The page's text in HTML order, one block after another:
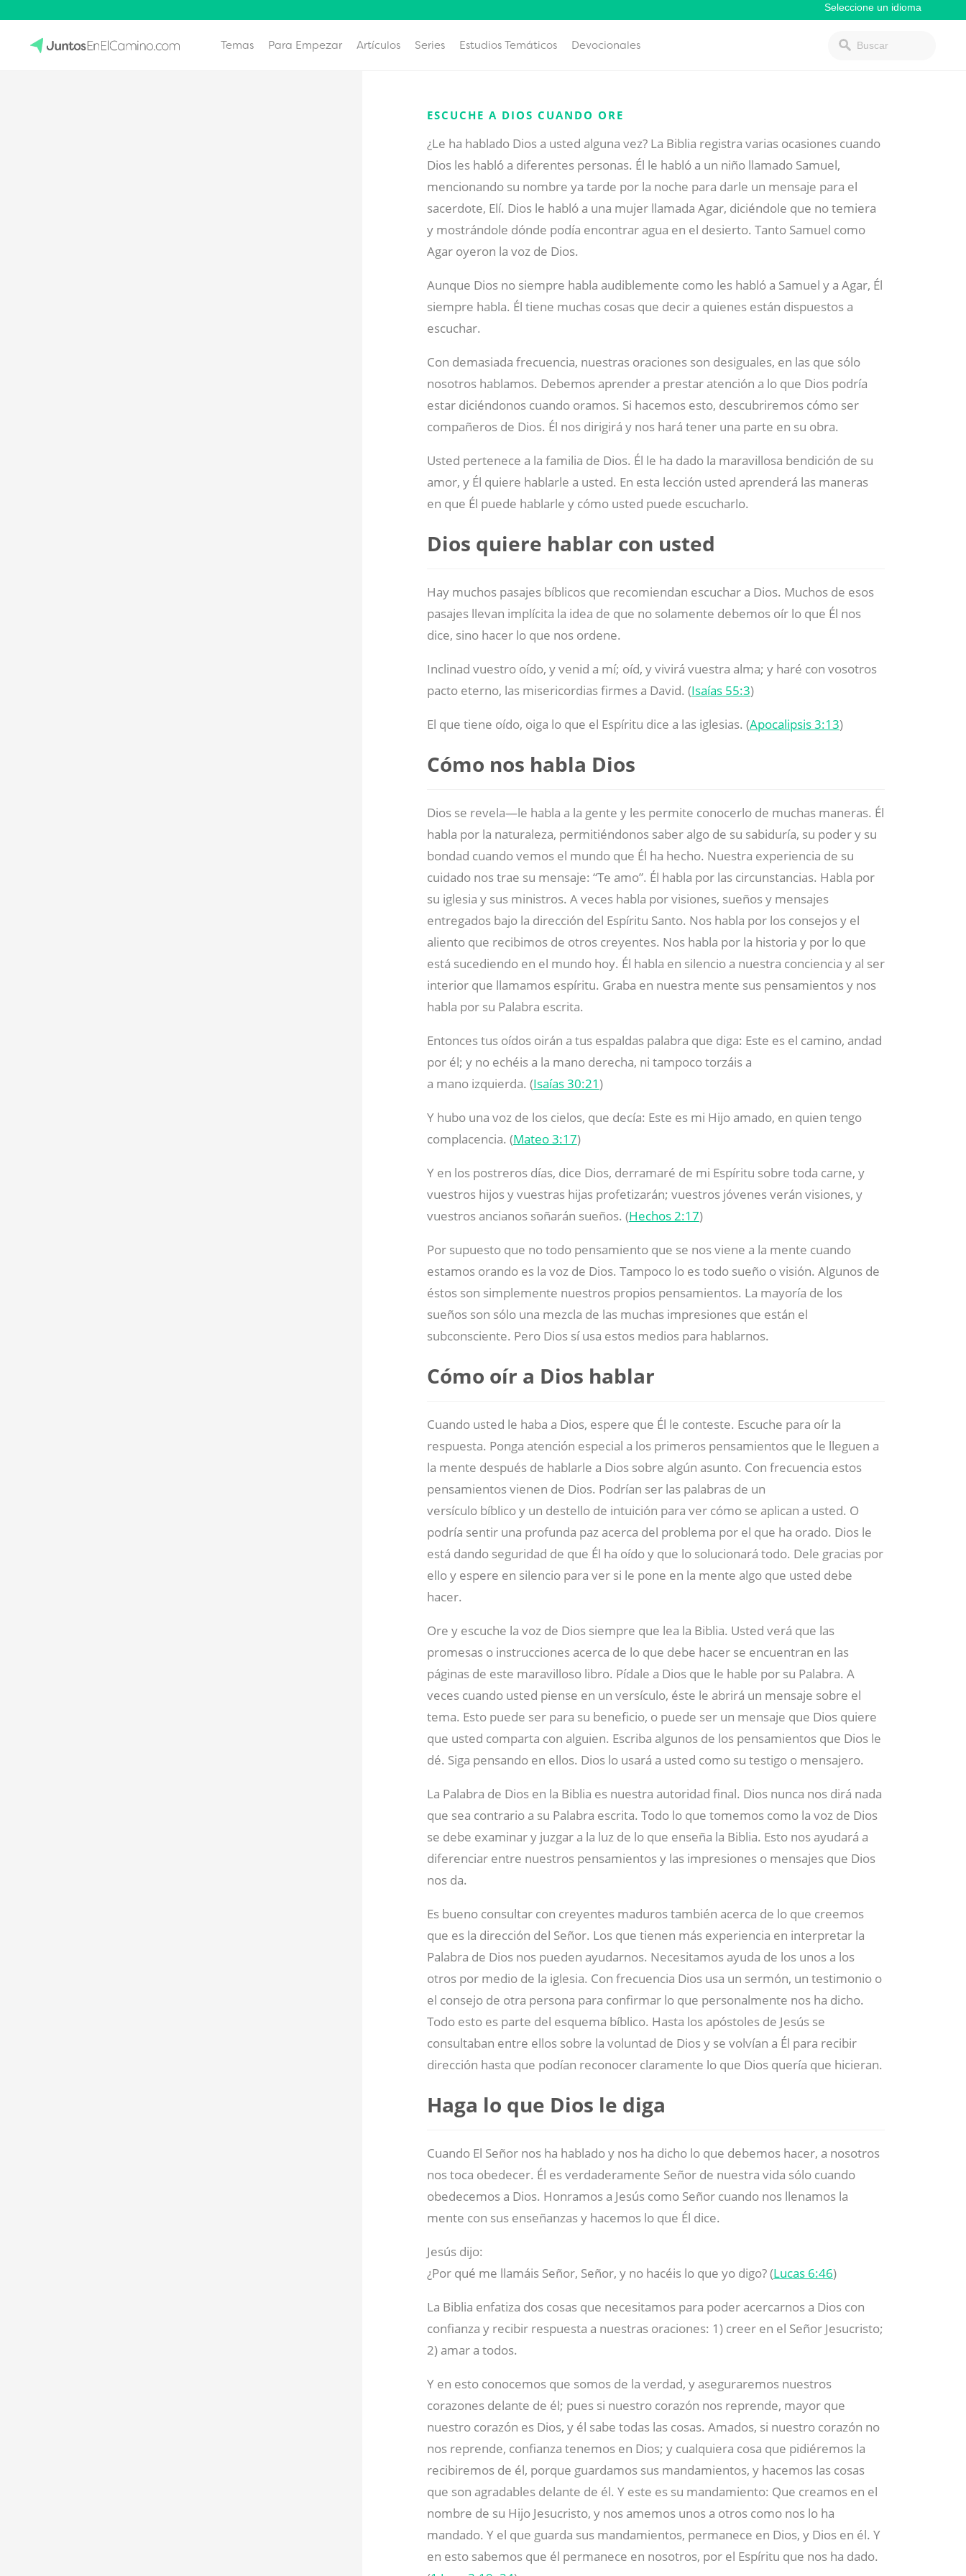
Temas Para Empezar Artículos Series Estudios Temáticos Devocionales
ESCUCHE A DIOS CUANDO ORE
¿Le ha hablado Dios a usted alguna vez? La Biblia registra varias ocasiones cuando
Dios les habló a diferentes personas. Él le habló a un niño llamado Samuel,
mencionando su nombre ya tarde por la noche para darle un mensaje para el
sacerdote, Elí. Dios le habló a una mujer llamada Agar, diciéndole que no temiera
y mostrándole dónde podía encontrar agua en el desierto. Tanto Samuel como
Agar oyeron la voz de Dios.
Aunque Dios no siempre habla audiblemente como les habló a Samuel y a Agar, Él
siempre habla. Él tiene muchas cosas que decir a quienes están dispuestos a
escuchar.
Con demasiada frecuencia, nuestras oraciones son desiguales, en las que sólo
nosotros hablamos. Debemos aprender a prestar atención a lo que Dios podría
estar diciéndonos cuando oramos. Si hacemos esto, descubriremos cómo ser
compañeros de Dios. Él nos dirigirá y nos hará tener una parte en su obra.
Usted pertenece a la familia de Dios. Él le ha dado la maravillosa bendición de su
amor, y Él quiere hablarle a usted. En esta lección usted aprenderá las maneras
en que Él puede hablarle y cómo usted puede escucharlo.
Dios quiere hablar con usted
Hay muchos pasajes bíblicos que recomiendan escuchar a Dios. Muchos de esos
pasajes llevan implícita la idea de que no solamente debemos oír lo que Él nos
dice, sino hacer lo que nos ordene.
Inclinad vuestro oído, y venid a mí; oíd, y vivirá vuestra alma; y haré con vosotros
pacto eterno, las misericordias firmes a David. (Isaías 55:3)
El que tiene oído, oiga lo que el Espíritu dice a las iglesias. (Apocalipsis 3:13)
Cómo nos habla Dios
Dios se revela—le habla a la gente y les permite conocerlo de muchas maneras. Él
habla por la naturaleza, permitiéndonos saber algo de su sabiduría, su poder y su
bondad cuando vemos el mundo que Él ha hecho. Nuestra experiencia de su
cuidado nos trae su mensaje: “Te amo”. Él habla por las circunstancias. Habla por
su iglesia y sus ministros. A veces habla por visiones, sueños y mensajes
entregados bajo la dirección del Espíritu Santo. Nos habla por los consejos y el
aliento que recibimos de otros creyentes. Nos habla por la historia y por lo que
está sucediendo en el mundo hoy. Él habla en silencio a nuestra conciencia y al ser
interior que llamamos espíritu. Graba en nuestra mente sus pensamientos y nos
habla por su Palabra escrita.
Entonces tus oídos oirán a tus espaldas palabra que diga: Este es el camino, andad
por él; y no echéis a la mano derecha, ni tampoco torzáis a
a mano izquierda. (Isaías 30:21)
Y hubo una voz de los cielos, que decía: Este es mi Hijo amado, en quien tengo
complacencia. (Mateo 3:17)
Y en los postreros días, dice Dios, derramaré de mi Espíritu sobre toda carne, y
vuestros hijos y vuestras hijas profetizarán; vuestros jóvenes verán visiones, y
vuestros ancianos soñarán sueños. (Hechos 2:17)
Por supuesto que no todo pensamiento que se nos viene a la mente cuando
estamos orando es la voz de Dios. Tampoco lo es todo sueño o visión. Algunos de
éstos son simplemente nuestros propios pensamientos. La mayoría de los
sueños son sólo una mezcla de las muchas impresiones que están el
subconsciente. Pero Dios sí usa estos medios para hablarnos.
Cómo oír a Dios hablar
Cuando usted le haba a Dios, espere que Él le conteste. Escuche para oír la
respuesta. Ponga atención especial a los primeros pensamientos que le lleguen a
la mente después de hablarle a Dios sobre algún asunto. Con frecuencia estos
pensamientos vienen de Dios. Podrían ser las palabras de un
versículo bíblico y un destello de intuición para ver cómo se aplican a usted. O
podría sentir una profunda paz acerca del problema por el que ha orado. Dios le
está dando seguridad de que Él ha oído y que lo solucionará todo. Dele gracias por
ello y espere en silencio para ver si le pone en la mente algo que usted debe
hacer.
Ore y escuche la voz de Dios siempre que lea la Biblia. Usted verá que las
promesas o instrucciones acerca de lo que debe hacer se encuentran en las
páginas de este maravilloso libro. Pídale a Dios que le hable por su Palabra. A
veces cuando usted piense en un versículo, éste le abrirá un mensaje sobre el
tema. Esto puede ser para su beneficio, o puede ser un mensaje que Dios quiere
que usted comparta con alguien. Escriba algunos de los pensamientos que Dios le
dé. Siga pensando en ellos. Dios lo usará a usted como su testigo o mensajero.
La Palabra de Dios en la Biblia es nuestra autoridad final. Dios nunca nos dirá nada
que sea contrario a su Palabra escrita. Todo lo que tomemos como la voz de Dios
se debe examinar y juzgar a la luz de lo que enseña la Biblia. Esto nos ayudará a
diferenciar entre nuestros pensamientos y las impresiones o mensajes que Dios
nos da.
Es bueno consultar con creyentes maduros también acerca de lo que creemos
que es la dirección del Señor. Los que tienen más experiencia en interpretar la
Palabra de Dios nos pueden ayudarnos. Necesitamos ayuda de los unos a los
otros por medio de la iglesia. Con frecuencia Dios usa un sermón, un testimonio o
el consejo de otra persona para confirmar lo que personalmente nos ha dicho.
Todo esto es parte del esquema bíblico. Hasta los apóstoles de Jesús se
consultaban entre ellos sobre la voluntad de Dios y se volvían a Él para recibir
dirección hasta que podían reconocer claramente lo que Dios quería que hicieran.
Haga lo que Dios le diga
Cuando El Señor nos ha hablado y nos ha dicho lo que debemos hacer, a nosotros
nos toca obedecer. Él es verdaderamente Señor de nuestra vida sólo cuando
obedecemos a Dios. Honramos a Jesús como Señor cuando nos llenamos la
mente con sus enseñanzas y hacemos lo que Él dice.
Jesús dijo:
¿Por qué me llamáis Señor, Señor, y no hacéis lo que yo digo? (Lucas 6:46)
La Biblia enfatiza dos cosas que necesitamos para poder acercarnos a Dios con
confianza y recibir respuesta a nuestras oraciones: 1) creer en el Señor Jesucristo;
2) amar a todos.
Y en esto conocemos que somos de la verdad, y aseguraremos nuestros
corazones delante de él; pues si nuestro corazón nos reprende, mayor que
nuestro corazón es Dios, y él sabe todas las cosas. Amados, si nuestro corazón no
nos reprende, confianza tenemos en Dios; y cualquiera cosa que pidiéremos la
recibiremos de él, porque guardamos sus mandamientos, y hacemos las cosas
que son agradables delante de él. Y este es su mandamiento: Que creamos en el
nombre de su Hijo Jesucristo, y nos amemos unos a otros como nos lo ha
mandado. Y el que guarda sus mandamientos, permanece en Dios, y Dios en él. Y
en esto sabemos que él permanece en nosotros, por el Espíritu que nos ha dado.